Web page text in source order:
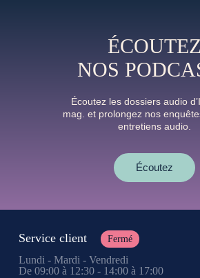
ÉCOUTEZ
NOS
Écoutez les dossiers audio
mag. et prolongez nos
entretiens audio.
Écoutez
Service client Fermé
Lundi - Mardi - Vendredi
De 09:00 à 12:30 - 14:00 à 17:00